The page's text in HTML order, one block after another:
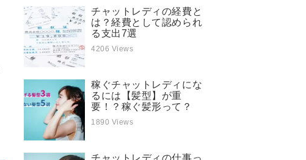
チャットレディの経費と
は？経費として認められ
る支出7選
4206 Views
稼ぐチャットレディにな
るには【髪型】が重
要！？稼ぐ髪形って？
1890 Views
チャットレディの仕事っ